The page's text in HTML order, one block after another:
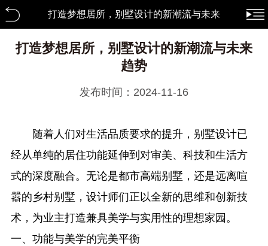
打造梦想居所，别墅设计的新潮流与未来
打造梦想居所，别墅设计的新潮流与未来
趋势
发布时间：2024-11-16
随着人们对生活品质要求的提升，别墅设计已
经从单纯的居住功能延伸到对审美、科技和生活方
式的深度融合。无论是都市高端别墅，还是远离喧
嚣的乡村别墅，设计师们正以全新的思维和创新技
术，为业主打造兼具美学与实用性的理想家园。
一、功能与美学的完美平衡